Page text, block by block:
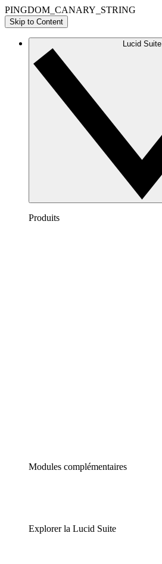
PINGDOM_CANARY_STRING
Skip to Content
Lucid Suite
Produits
Modules complémentaires
Explorer la Lucid Suite